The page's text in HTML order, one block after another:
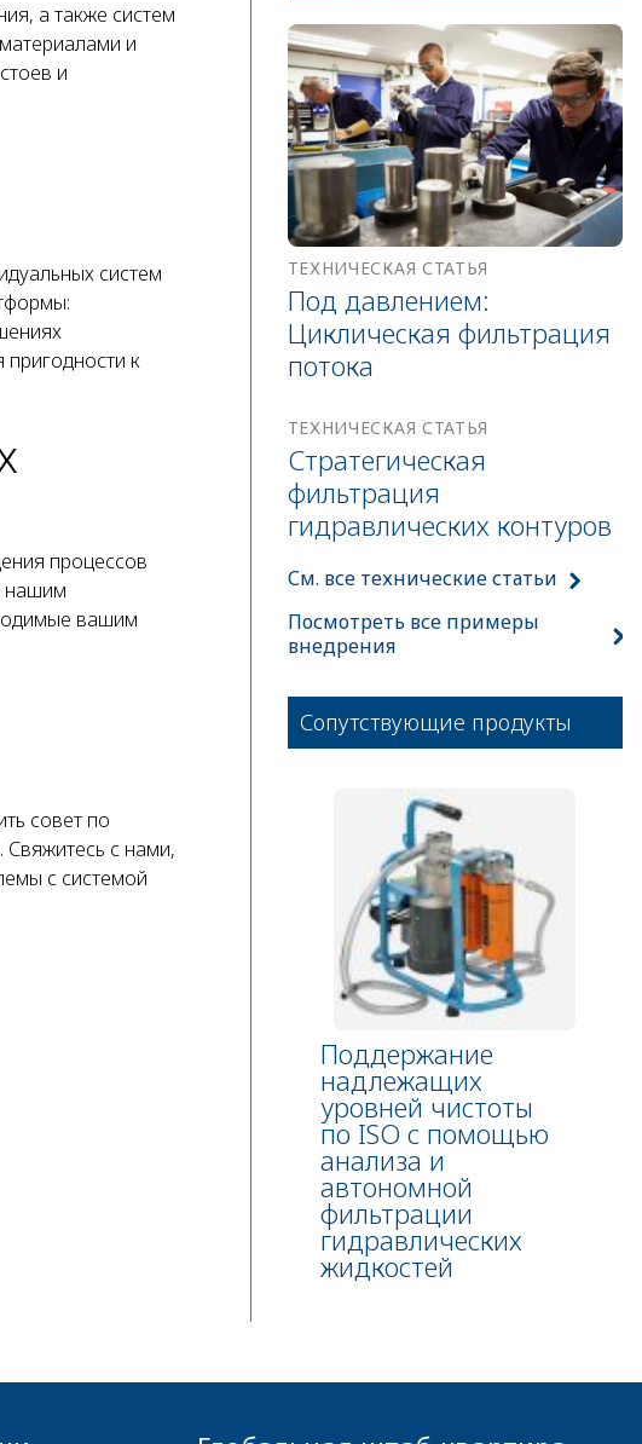
а также систем
и
и
систем
к
процессов
нашим
вашим
совет по
с нами,
с системой
ТЕХНИЧЕСКАЯ СТАТЬЯ
Под давлением:
Циклическая фильтрация
потока
ТЕХНИЧЕСКАЯ СТАТЬЯ
Стратегическая
фильтрация
гидравлических контуров
См. все технические статьи
Посмотреть все примеры
внедрения
Сопутствующие продукты
Поддержание
надлежащих
уровней чистоты
по ISO с помощью
анализа и
автономной
фильтрации
гидравлических
жидкостей